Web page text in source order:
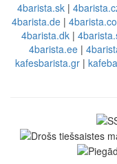
4barista.sk|
4barista.de |
4barista.dk|
4barista.ee|
kafesbarista.gr|